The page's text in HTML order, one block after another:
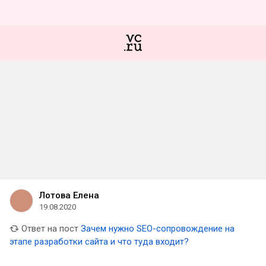
Лотова Елена
19.08.2020
Ответ на пост Зачем нужно SEO-сопровождение на
этапе разработки сайта и что туда входит?